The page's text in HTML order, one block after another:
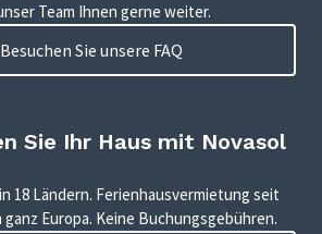
Team Ihnen gerne weiter.
Besuchen Sie unsere FAQ
Sie Ihr Haus mit Novasol
18 Ländern. Ferienhausvermietung seit
ganz Europa. Keine Buchungsgebühren.